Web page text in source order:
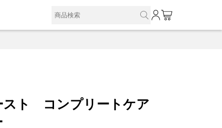
スト コンプリートケア